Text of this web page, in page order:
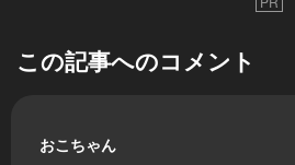
この記事へのコメント
おこちゃん